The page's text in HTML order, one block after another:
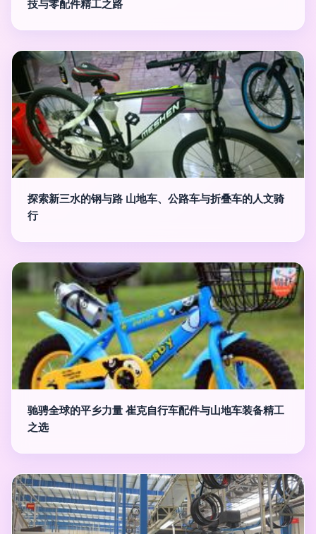
技与零配件精工之路
探索新三水的钢与路 山地车、公路车与折叠车的人文骑
行
驰骋全球的平乡力量 崔克自行车配件与山地车装备精工
之选